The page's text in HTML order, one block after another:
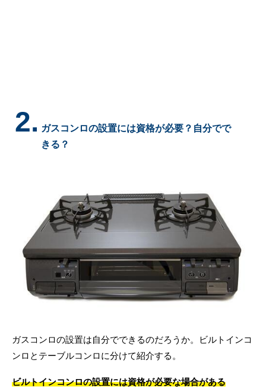
2. ガスコンロの設置には資格が必要？自分でで
きる？
ガスコンロの設置は自分でできるのだろうか。ビルトインコ
ンロとテーブルコンロに分けて紹介する。
ビルトインコンロの設置には資格が必要な場合がある